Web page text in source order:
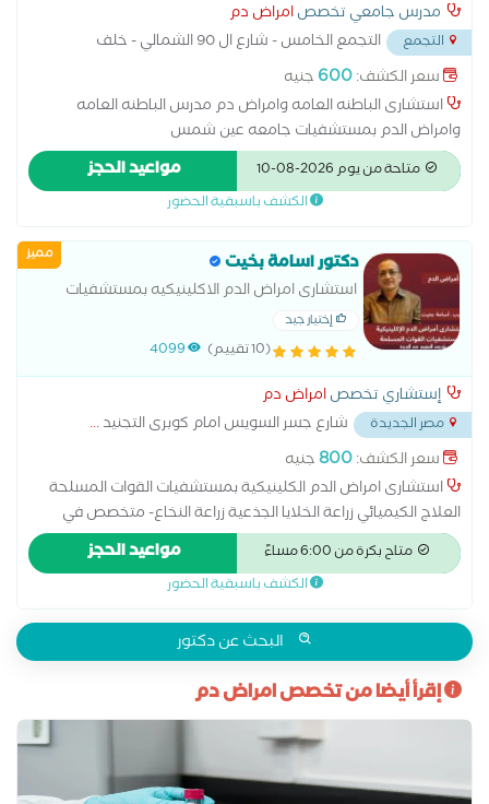
مدرس جامعي تخصصامراض دم
التجمع
التجمع الخامس - شارع ال 90 الشمالي - خلف
المستشفي الجوي...سعر الكشف:600 جنيه
استشارى الباطنه العامه وامراض دم مدرس الباطنه العامه
وامراض الدم بمستشفيات جامعه عين شمس
متاحة من يوم 2026-08-10 مواعيد الحجز
الكشف باسبقية الحضور
مميز دكتور اسامة بخيت
استشارى امراض الدم الاكلينيكيه بمستشفيات
القوات المسلحة
إختيار جيد
(10 تقييم) 4099
إستشاري تخصصامراض دم
مصر الجديدة شارع جسر السويس امام كوبرى التجنيد...
سعر الكشف:800جنيه
استشارى امراض الدم الكلينيكية بمستشفيات القوات المسلحة
العلاج الكيميائي زراعة الخلايا الجذعية زراعة النخاع- متخصص في
جميع حالات امراض الدم والانيميا ونقص المناعه والنزيف والتجلط
زياده كرات الدم الحمراء والصفاءح الدمويه _ وتكسير المناعي
لمكونات الدم - حالات سرطان الدم
متاح بكرة من 6:00 مساءً مواعيد الحجز
الكشف باسبقية الحضور
البحث عن دكتور
إقرأ أيضا من تخصص امراض دم